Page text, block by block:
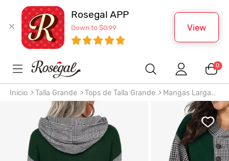
Rosegal APP
Down to $0.99 View
0
Inicio > Talla Grande > Tops de Talla Grande > Mangas Largas
Top Capucha Decoración Abotonada Panel Pata de Gallo
Tamaño Plus